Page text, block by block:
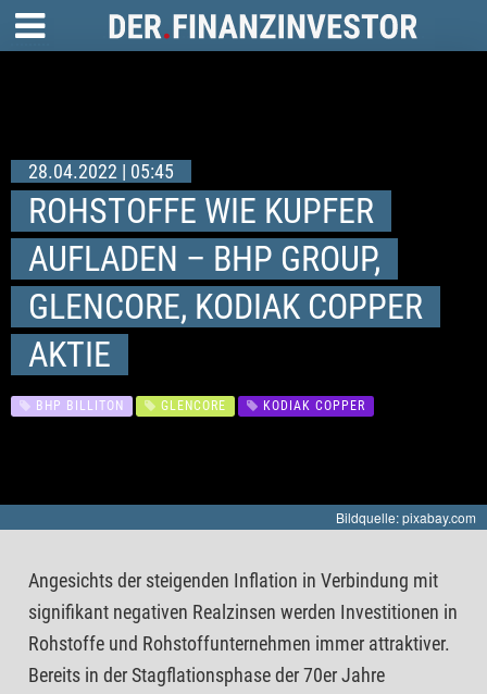
28.04.2022 | 05:45
ROHSTOFFE WIE KUPFER
AUFLADEN – BHP GROUP,
GLENCORE, KODIAK COPPER
AKTIE
BHP BILLITON GLENCORE KODIAK COPPER
Bildquelle: pixabay.com
Angesichts der steigenden Inflation in Verbindung mit
signifikant negativen Realzinsen werden Investitionen in
Rohstoffe und Rohstoffunternehmen immer attraktiver.
Bereits in der Stagflationsphase der 70er Jahre